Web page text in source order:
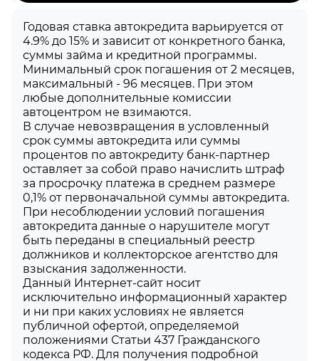
Годовая ставка автокредита варьируется от
4.9% до 15% и зависит от конкретного банка,
суммы займа и кредитной программы.
Минимальный срок погашения от 2 месяцев,
максимальный - 96 месяцев. При этом
любые дополнительные комиссии
автоцентром не взимаются.
В случае невозвращения в условленный
срок суммы автокредита или суммы
процентов по автокредиту банк-партнер
оставляет за собой право начислить штраф
за просрочку платежа в среднем размере
0,1% от первоначальной суммы автокредита.
При несоблюдении условий погашения
автокредита данные о нарушителе могут
быть переданы в специальный реестр
должников и коллекторское агентство для
взыскания задолженности.
Данный Интернет-сайт носит
исключительно информационный характер
и ни при каких условиях не является
публичной офертой, определяемой
положениями Статьи 437 Гражданского
кодекса РФ. Для получения подробной